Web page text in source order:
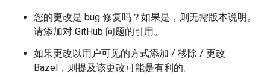
您的更改是 bug 修复吗？如果是，则无需版本说明。
请添加对 GitHub 问题的引用。
如果更改以用户可见的方式添加 / 移除 / 更改
Bazel，则提及该更改可能是有利的。